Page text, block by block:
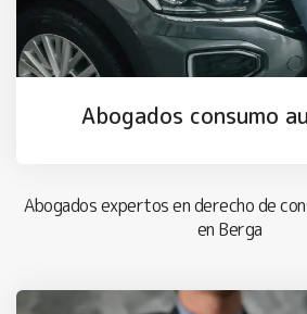
Abogados consumo
Abogados expertos en derecho de
en Berga